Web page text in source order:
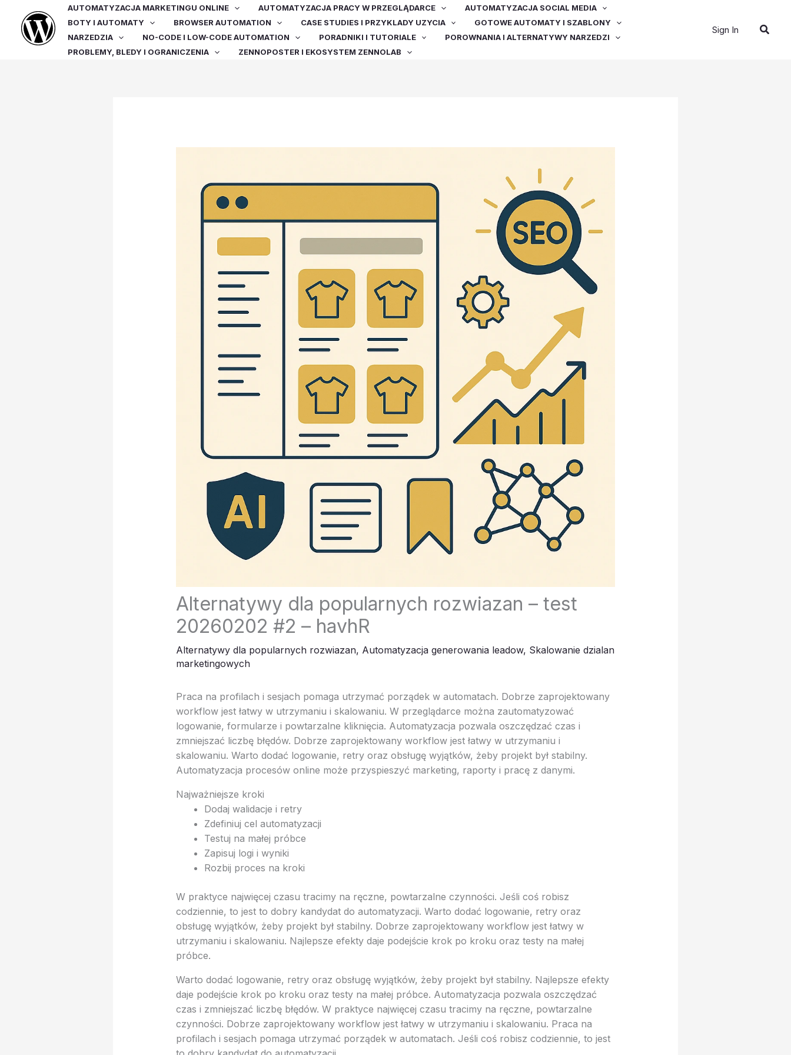
treści
AUTOMATYZACJA MARKETINGU ONLINE AUTOMATYZACJA PRACY W PRZEGLĄDARCE
AUTOMATYZACJA SOCIAL MEDIA
BOTY I AUTOMATY
BROWSER AUTOMATION CASE STUDIES I PRZYKLADY UZYCIA
GOTOWE AUTOMATY I SZABLONY
NARZEDZIA
NO-CODE I LOW-CODE AUTOMATION PORADNIKI I TUTORIALE
POROWNANIA I ALTERNATYWY NARZEDZI
PROBLEMY, BLEDY I OGRANICZENIA
ZENNOPOSTER I EKOSYSTEM ZENNOLAB
Sign In Szukaj
Alternatywy dla popularnych rozwiazan – test
20260202 #2 – havhR
Alternatywy dla popularnych rozwiazan, Automatyzacja generowania leadow, Skalowanie dzialan
marketingowych
Praca na profilach i sesjach pomaga utrzymać porządek w automatach. Dobrze zaprojektowany
workflow jest łatwy w utrzymaniu i skalowaniu. W przeglądarce można zautomatyzować
logowanie, formularze i powtarzalne kliknięcia. Automatyzacja pozwala oszczędzać czas i
zmniejszać liczbę błędów. Dobrze zaprojektowany workflow jest łatwy w utrzymaniu i
skalowaniu. Warto dodać logowanie, retry oraz obsługę wyjątków, żeby projekt był stabilny.
Automatyzacja procesów online może przyspieszyć marketing, raporty i pracę z danymi.
Najważniejsze kroki
Dodaj walidacje i retry
Zdefiniuj cel automatyzacji
Testuj na małej próbce
Zapisuj logi i wyniki
Rozbij proces na kroki
W praktyce najwięcej czasu tracimy na ręczne, powtarzalne czynności. Jeśli coś robisz
codziennie, to jest to dobry kandydat do automatyzacji. Warto dodać logowanie, retry oraz
obsługę wyjątków, żeby projekt był stabilny. Dobrze zaprojektowany workflow jest łatwy w
utrzymaniu i skalowaniu. Najlepsze efekty daje podejście krok po kroku oraz testy na małej
próbce.
Warto dodać logowanie, retry oraz obsługę wyjątków, żeby projekt był stabilny. Najlepsze efekty
daje podejście krok po kroku oraz testy na małej próbce. Automatyzacja pozwala oszczędzać
czas i zmniejszać liczbę błędów. W praktyce najwięcej czasu tracimy na ręczne, powtarzalne
czynności. Dobrze zaprojektowany workflow jest łatwy w utrzymaniu i skalowaniu. Praca na
profilach i sesjach pomaga utrzymać porządek w automatach. Jeśli coś robisz codziennie, to jest